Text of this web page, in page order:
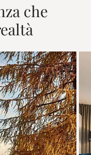
che